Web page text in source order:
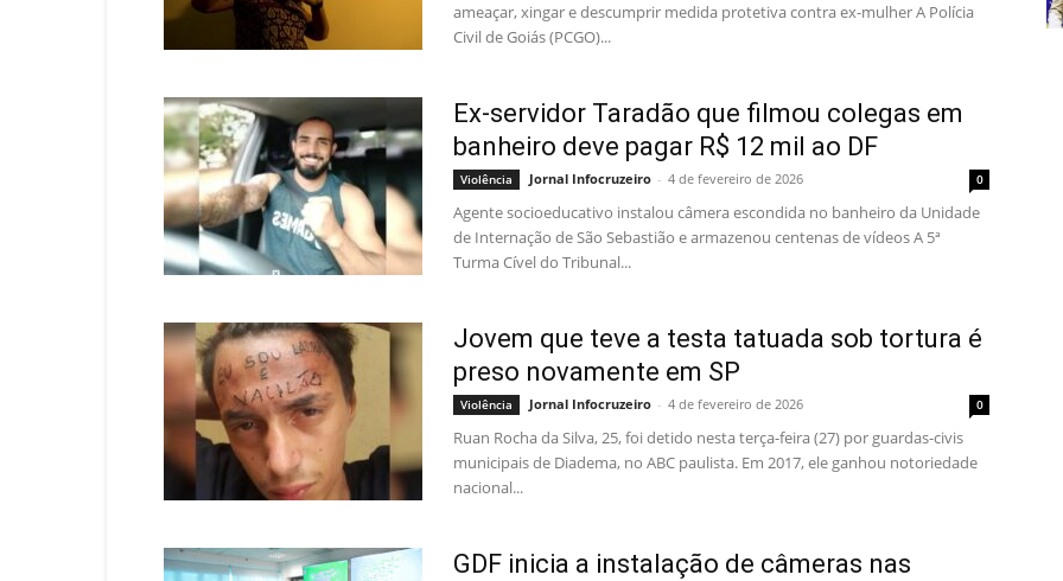
ameaçar, xingar e descumprir medida protetiva contra ex-mulher A Polícia
Civil de Goiás (PCGO)...
Ex-servidor Taradão que filmou colegas em
banheiro deve pagar R$ 12 mil ao DF
Violência Jornal Infocruzeiro - 4 de fevereiro de 2026 0
Agente socioeducativo instalou câmera escondida no banheiro da Unidade
de Internação de São Sebastião e armazenou centenas de vídeos A 5ª
Turma Cível do Tribunal...
Jovem que teve a testa tatuada sob tortura é
preso novamente em SP
Violência Jornal Infocruzeiro - 4 de fevereiro de 2026 0
Ruan Rocha da Silva, 25, foi detido nesta terça-feira (27) por guardas-civis
municipais de Diadema, no ABC paulista. Em 2017, ele ganhou notoriedade
nacional...
GDF inicia a instalação de câmeras nas